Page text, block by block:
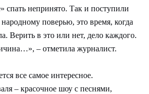
спать непринято. Так и поступили
поверью, это время, когда
Верить в это или нет, дело каждого.
– отметила журналист.
все самое интересное.
– красочное шоу с песнями,